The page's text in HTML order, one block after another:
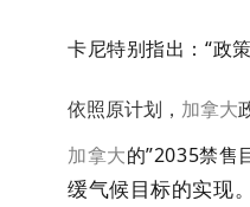
卡尼特别指出：“政
依照原计划， 加拿大
加拿大的”2035禁售
缓气候目标的实现